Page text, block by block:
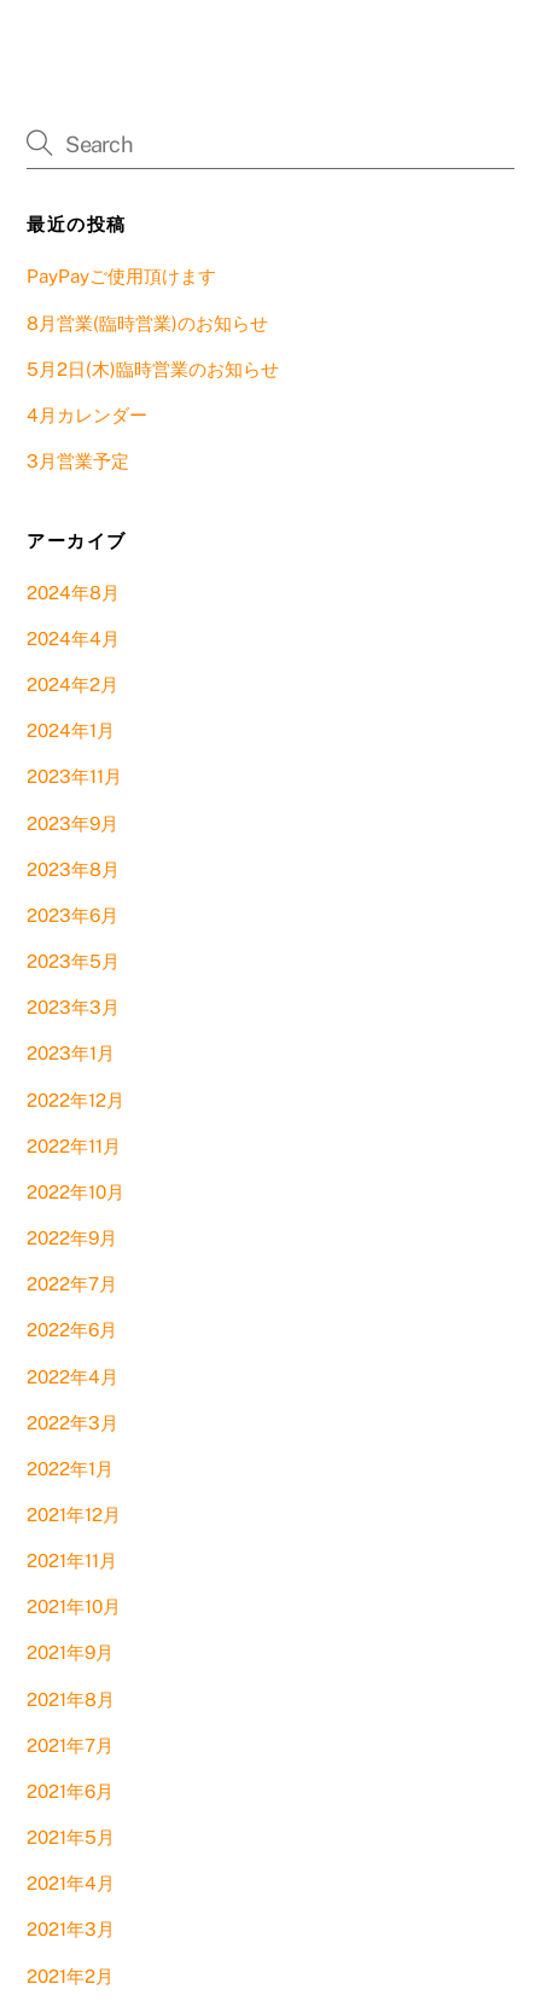
最近の投稿
PayPayご使用頂けます
8月営業(臨時営業)のお知らせ
5月2日(木)臨時営業のお知らせ
4月カレンダー
3月営業予定
アーカイブ
2024年8月
2024年4月
2024年2月
2024年1月
2023年11月
2023年9月
2023年8月
2023年6月
2023年5月
2023年3月
2023年1月
2022年12月
2022年11月
2022年10月
2022年9月
2022年7月
2022年6月
2022年4月
2022年3月
2022年1月
2021年12月
2021年11月
2021年10月
2021年9月
2021年8月
2021年7月
2021年6月
2021年5月
2021年4月
2021年3月
2021年2月